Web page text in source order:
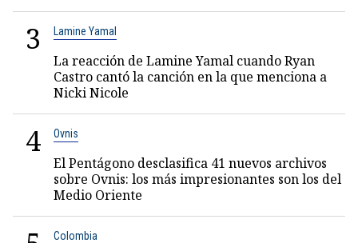
3 Lamine Yamal
La reacción de Lamine Yamal cuando Ryan
Castro cantó la canción en la que menciona a
Nicki Nicole
4 Ovnis
El Pentágono desclasifica 41 nuevos archivos
sobre Ovnis: los más impresionantes son los del
Medio Oriente
Colombia